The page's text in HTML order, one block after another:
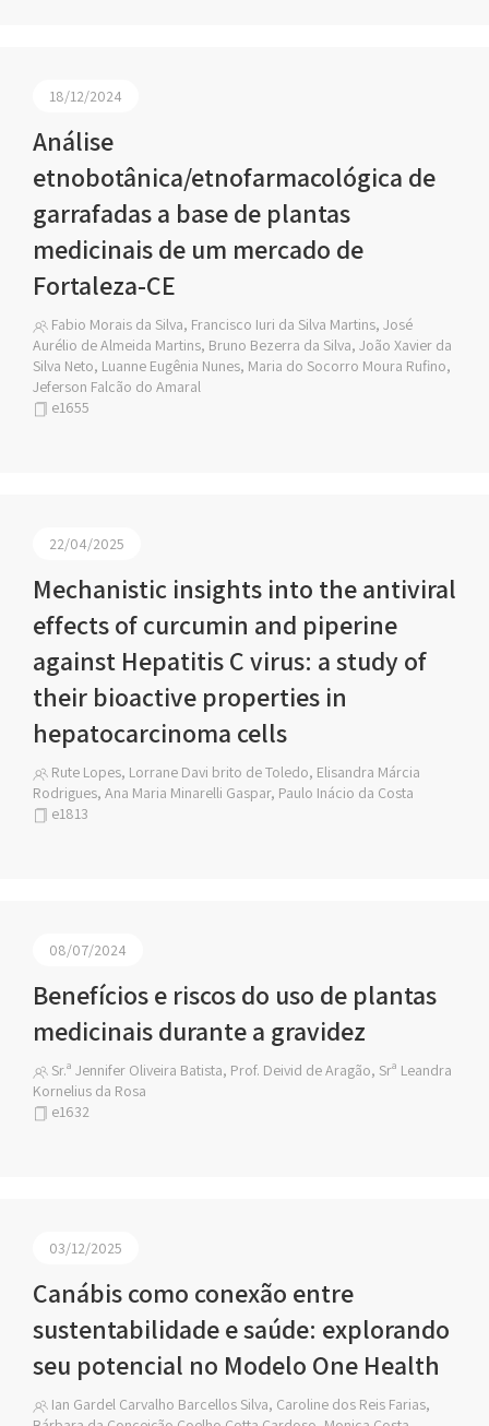
18/12/2024
Análise
etnobotânica/etnofarmacológica de
garrafadas a base de plantas
medicinais de um mercado de
Fortaleza-CE
Fabio Morais da Silva, Francisco Iuri da Silva Martins, José
Aurélio de Almeida Martins, Bruno Bezerra da Silva, João Xavier da
Silva Neto, Luanne Eugênia Nunes, Maria do Socorro Moura Rufino,
Jeferson Falcão do Amaral
e1655
22/04/2025
Mechanistic insights into the antiviral
effects of curcumin and piperine
against Hepatitis C virus: a study of
their bioactive properties in
hepatocarcinoma cells
Rute Lopes, Lorrane Davi brito de Toledo, Elisandra Márcia
Rodrigues, Ana Maria Minarelli Gaspar, Paulo Inácio da Costa
e1813
08/07/2024
Benefícios e riscos do uso de plantas
medicinais durante a gravidez
Sr.ª Jennifer Oliveira Batista, Prof. Deivid de Aragão, Srª Leandra
Kornelius da Rosa
e1632
03/12/2025
Canábis como conexão entre
sustentabilidade e saúde: explorando
seu potencial no Modelo One Health
Ian Gardel Carvalho Barcellos Silva, Caroline dos Reis Farias,